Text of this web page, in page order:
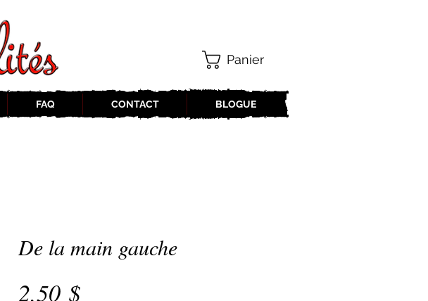
FAQ CONTACT BLOGUE
Panier
De la main gauche
2,50 $Prix